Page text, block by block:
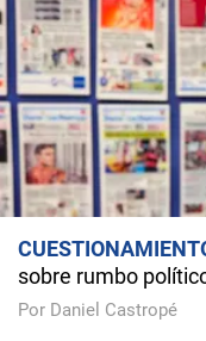
sobre rumbo
Por Daniel Castropé